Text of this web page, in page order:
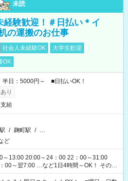
未読
経験歓迎！＃日払い＊イ
の運搬のお仕事
社会人未経験OK
大学生歓迎
OK
日：5000円～ ■日払いOK！
り
給
/ 麹町駅 / …
ど
～13:00 20:00～24：00 22：00～31:00
～翌7:00 …など1日4時間～OK！ その他
！ お気軽にご相談ください！